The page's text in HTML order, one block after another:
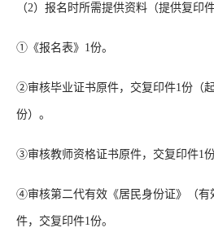
（2）报名时所需提供资料（提供复印
①《报名表》1份。
②审核毕业证书原件，交复印件1份（
份）。
③审核教师资格证书原件，交复印件1份
④审核第二代有效《居民身份证》（有
件，交复印件1份。